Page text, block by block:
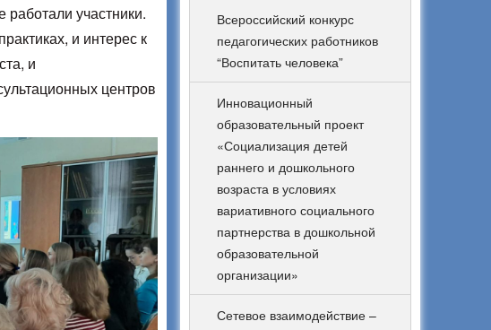
участники.
и интерес к
и
центров
Всероссийский конкурс
педагогических работников
“Воспитать человека”
Инновационный
образовательный проект
«Социализация детей
раннего и дошкольного
возраста в условиях
вариативного социального
партнерства в дошкольной
образовательной
организации»
Сетевое взаимодействие –